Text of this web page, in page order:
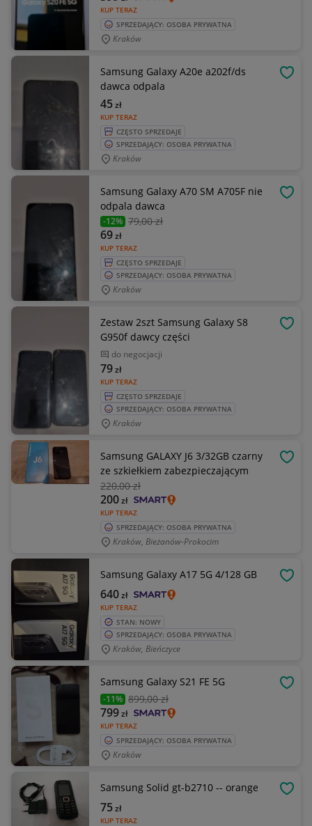
KUP TERAZ
SPRZEDAJĄCY: OSOBA PRYWATNA
Kraków
Samsung Galaxy A20e a202f/ds
dawca odpala
KUP TERAZ
45zł
CZĘSTO SPRZEDAJE
SPRZEDAJĄCY: OSOBA PRYWATNA
Kraków
Samsung Galaxy A70 SM A705F nie
odpala dawca
-12% 79,00 zł
KUP TERAZ
69zł
CZĘSTO SPRZEDAJE
SPRZEDAJĄCY: OSOBA PRYWATNA
Kraków
Zestaw 2szt Samsung Galaxy S8
G950f dawcy części
do negocjacji
KUP TERAZ
79zł
CZĘSTO SPRZEDAJE
SPRZEDAJĄCY: OSOBA PRYWATNA
Kraków
Samsung GALAXY J6 3/32GB czarny
ze szkiełkiem zabezpieczającym
220,00 zł
KUP TERAZ
200zł
SPRZEDAJĄCY: OSOBA PRYWATNA
Kraków, Bieżanów-Prokocim
Samsung Galaxy A17 5G 4/128 GB
KUP TERAZ
640zł
STAN: NOWY
SPRZEDAJĄCY: OSOBA PRYWATNA
Kraków, Bieńczyce
Samsung Galaxy S21 FE 5G
-11% 899,00 zł
KUP TERAZ
799zł
SPRZEDAJĄCY: OSOBA PRYWATNA
Kraków
Samsung Solid gt-b2710 -- orange
KUP TERAZ
75zł